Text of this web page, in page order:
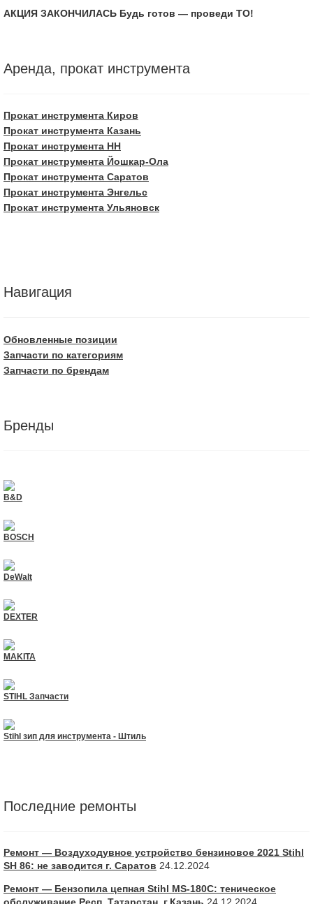
АКЦИЯ ЗАКОНЧИЛАСЬ Будь готов — проведи ТО!
Аренда, прокат инструмента
Прокат инструмента Киров
Прокат инструмента Казань
Прокат инструмента НН
Прокат инструмента Йошкар-Ола
Прокат инструмента Саратов
Прокат инструмента Энгельс
Прокат инструмента Ульяновск
Навигация
Обновленные позиции
Запчасти по категориям
Запчасти по брендам
Бренды
B&D
BOSCH
DeWalt
DEXTER
MAKITA
STIHL Запчасти
Stihl зип для инструмента - Штиль
Последние ремонты
Ремонт — Воздуходувное устройство бензиновое 2021 Stihl
SH 86: не заводится г. Саратов 24.12.2024
Ремонт — Бензопила цепная Stihl MS-180С: теническое
обслуживание Респ. Татарстан, г.Казань 24.12.2024